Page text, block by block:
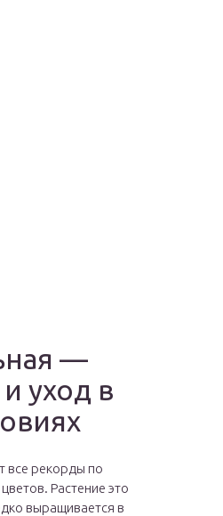
—
уход в
все рекорды по
Растение это
выращивается в